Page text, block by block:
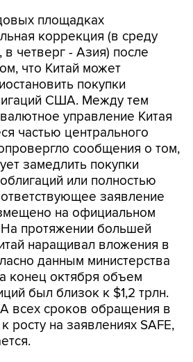
площадках
коррекция (в среду
четверг - Азия) после
что Китай может
покупки
США. Между тем
управление Китая
частью центрального
сообщения о том,
замедлить покупки
или полностью
заявление
на официальном
На протяжении большей
наращивал вложения в
данным министерства
конец октября объем
был близок к $1,2 трлн.
всех сроков обращения в
росту на заявлениях SAFE,